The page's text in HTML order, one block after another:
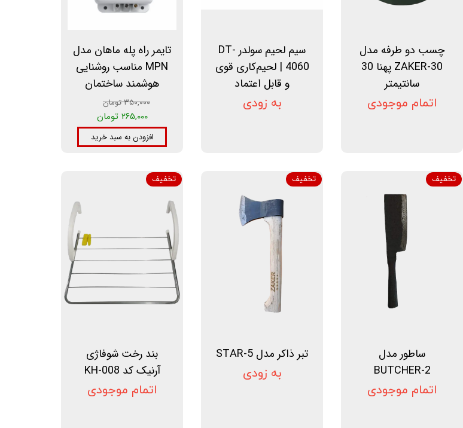
چسب دو طرفه مدل
ZAKER-30 پهنا 30
سانتیمتر
اتمام موجودی
سیم لحیم سولدر DT-
4060 | لحیم‌کاری قوی
و قابل اعتماد
به زودی
تایمر راه پله ماهان مدل
MPN مناسب روشنایی
هوشمند ساختمان
۳۵۰,۰۰۰ تومان
۲۶۵,۰۰۰ تومان
افزودن به سبد خرید
ساطور مدل
BUTCHER-2
اتمام موجودی
تخفیف
تبر ذاکر مدل STAR-5
به زودی
تخفیف
بند رخت شوفاژی
آرنیک کد KH-008
اتمام موجودی
تخفیف